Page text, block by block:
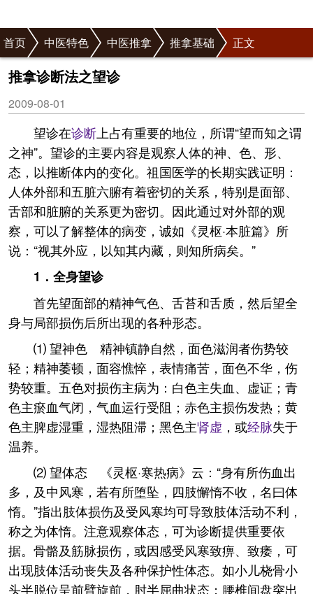
首页 中医特色 中医推拿 推拿基础 正文
推拿诊断法之望诊
2009-08-01
望诊在诊断 上占有重要的地位，所谓“望而知之谓
之神”。望诊的主要内容是观察人体的神、色、形、
态，以推断体内的变化。祖国医学的长期实践证明：
人体外部和五脏六腑有着密切的关系，特别是面部、
舌部和脏腑的关系更为密切。因此通过对外部的观
察，可以了解整体的病变，诚如《灵枢·本脏篇》所
说：“视其外应，以知其内藏，则知所病矣。”
1．全身望诊
首先望面部的精神气色、舌苔和舌质，然后望全
身与局部损伤后所出现的各种形态。
⑴ 望神色 精神镇静自然，面色滋润者伤势较
轻；精神萎顿，面容憔悴，表情痛苦，面色不华，伤
势较重。五色对损伤主病为：白色主失血、虚证；青
色主瘀血气闭，气血运行受阻；赤色主损伤发热；黄
色主脾虚湿重，湿热阻滞；黑色主肾虚 ，或经脉失于
温养。
⑵ 望体态 《灵枢·寒热病》云：“身有所伤血出
多，及中风寒，若有所堕坠，四肢懈惰不收，名曰体
惰。”指出肢体损伤及受风寒均可导致肢体活动不利，
称之为体惰。注意观察体态，可为诊断提供重要依
据。骨骼及筋脉损伤，或因感受风寒致痹、致痿，可
出现肢体活动丧失及各种保护性体态。如小儿桡骨小
头半脱位呈前臂旋前，肘半屈曲状态；腰椎间盘突出